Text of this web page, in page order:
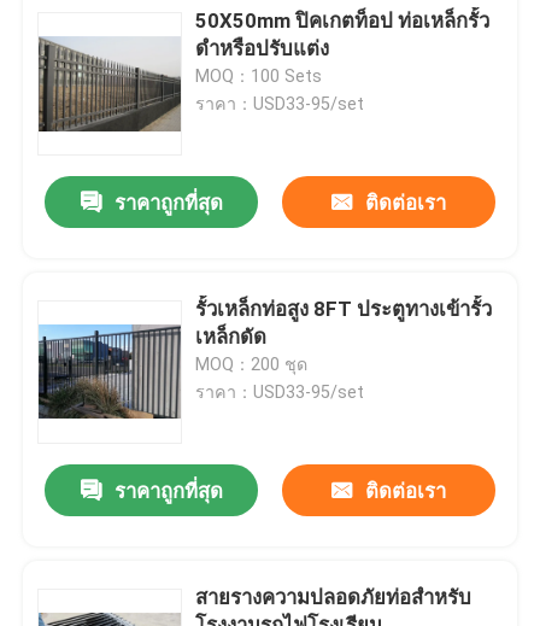
วิดีโอ
เกี่ยวกับเรา
ควบคุมคุณภาพ
ติดต่อเรา
รั้วตาข่ายรอย
50X50mm ปิคเกตท็อป ท่อเหล็กรั้ว
ดําหรือปรับแต่ง
MOQ：100 Sets
ราคา：USD33-95/set
ราคาถูกที่สุด ติดต่อเรา
รั้วเหล็กท่อสูง 8FT ประตูทางเข้ารั้ว
เหล็กดัด
MOQ：200 ชุด
ราคา：USD33-95/set
ราคาถูกที่สุด ติดต่อเรา
สายรางความปลอดภัยท่อสําหรับ